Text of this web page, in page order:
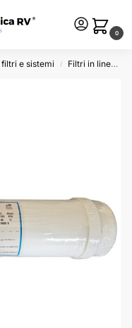
0
e sistemi / Filtri in linea e ricambi